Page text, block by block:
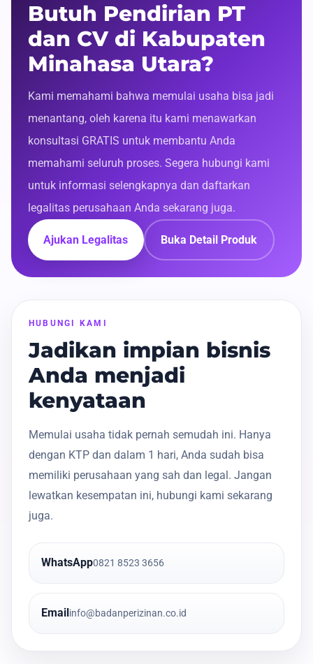
Butuh Pendirian PT
dan CV di Kabupaten
Minahasa Utara?
Kami memahami bahwa memulai usaha bisa jadi
menantang, oleh karena itu kami menawarkan
konsultasi GRATIS untuk membantu Anda
memahami seluruh proses. Segera hubungi kami
untuk informasi selengkapnya dan daftarkan
legalitas perusahaan Anda sekarang juga.
Ajukan Legalitas Buka Detail Produk
HUBUNGI KAMI
Jadikan impian bisnis
Anda menjadi
kenyataan
Memulai usaha tidak pernah semudah ini. Hanya
dengan KTP dan dalam 1 hari, Anda sudah bisa
memiliki perusahaan yang sah dan legal. Jangan
lewatkan kesempatan ini, hubungi kami sekarang
juga.
WhatsApp0821 8523 3656
Email info@badanperizinan.co.id